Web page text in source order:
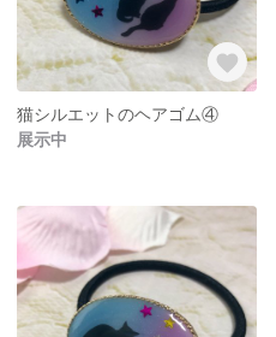
猫シルエットのヘアゴム④
展示中